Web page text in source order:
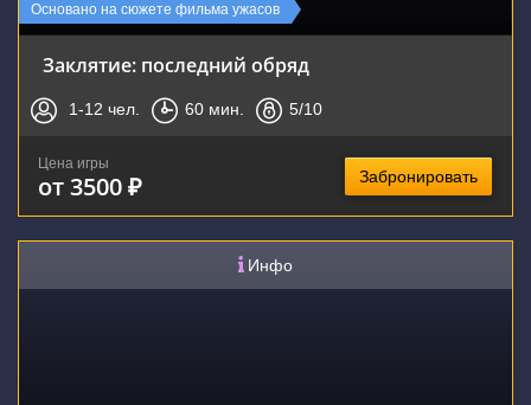
Основано на сюжете фильма ужасов
Заклятие: последний обряд
1-12 чел. 60 мин. 5/10
Цена игры
от 3500 ₽ Забронировать
Инфо